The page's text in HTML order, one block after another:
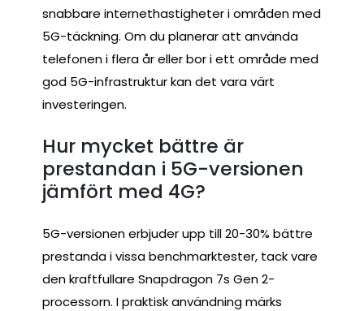
snabbare internethastigheter i områden med
5G-täckning. Om du planerar att använda
telefonen i flera år eller bor i ett område med
god 5G-infrastruktur kan det vara värt
investeringen.
Hur mycket bättre är
prestandan i 5G-versionen
jämfört med 4G?
5G-versionen erbjuder upp till 20-30% bättre
prestanda i vissa benchmarktester, tack vare
den kraftfullare Snapdragon 7s Gen 2-
processorn. I praktisk användning märks